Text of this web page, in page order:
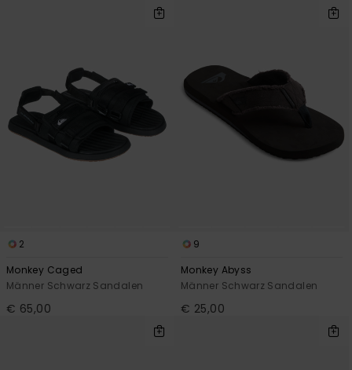
2
Monkey Caged
Männer Schwarz Sandalen
€ 65,00
9
Monkey Abyss
Männer Schwarz Sandalen
€ 25,00